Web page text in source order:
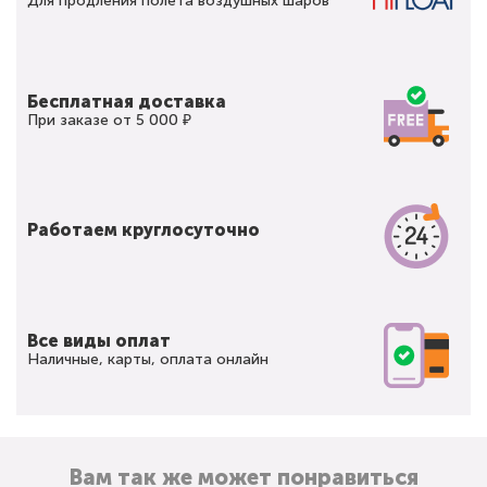
Бесплатная доставка
При заказе от 5 000 ₽
Работаем круглосуточно
Все виды оплат
Наличные, карты, оплата онлайн
Вам так же может понравиться